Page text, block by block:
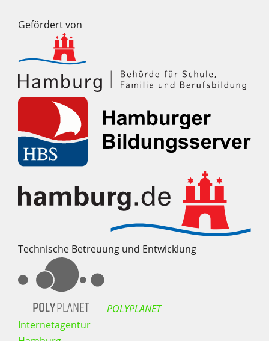
Gefördert von
Technische Betreuung und Entwicklung
POLYPLANET
Internetagentur